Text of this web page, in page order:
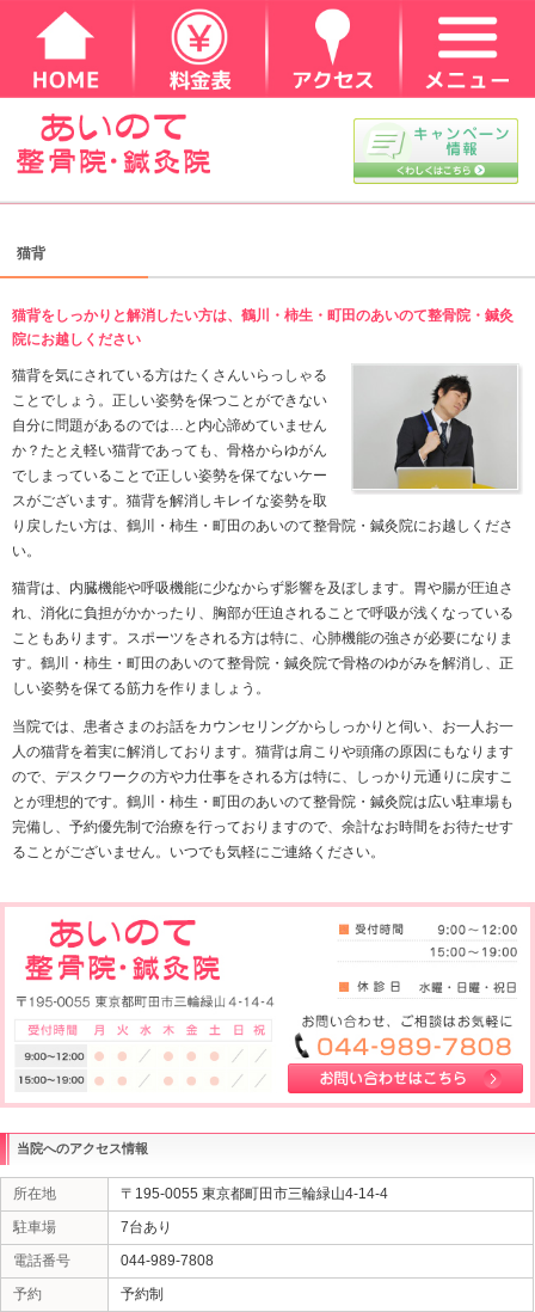
猫背
猫背をしっかりと解消したい方は、鶴川・柿生・町田
院にお越しください
猫背を気にされている方はたくさんいらっしゃる
ことでしょう。正しい姿勢を保つことができない
自分に問題があるのでは…と内心諦めていません
か？たとえ軽い猫背であっても、骨格からゆがん
でしまっていることで正しい姿勢を保てないケー
スがございます。猫背を解消しキレイな姿勢を取
り戻したい方は、鶴川・柿生・町田のあいのて整骨院
い。
猫背は、内臓機能や呼吸機能に少なからず影響を及ぼ
こともあります。スポーツをされる方は特に、心肺機
す。鶴川・柿生・町田のあいのて整骨院・鍼灸院で骨
しい姿勢を保てる筋力を作りましょう。
当院では、患者さまのお話をカウンセリングからしっ
人の猫背を着実に解消しております。猫背は肩こりや
とが理想的です。鶴川・柿生・町田のあいのて整骨院
完備し、予約優先制で治療を行っておりますので、余
ることがございません。いつでも気軽にご連絡くださ